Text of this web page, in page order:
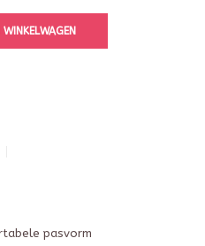
pasvorm